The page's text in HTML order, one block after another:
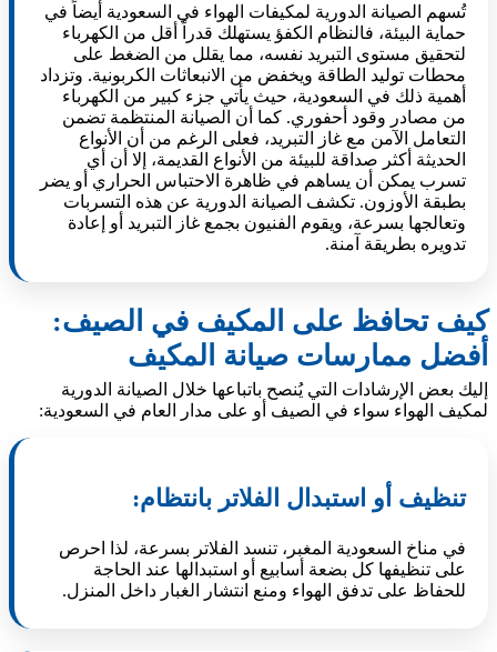
تُسهم الصيانة الدورية لمكيفات الهواء في السعودية أيضاً في
حماية البيئة، فالنظام الكفؤ يستهلك قدراً أقل من الكهرباء
لتحقيق مستوى التبريد نفسه، مما يقلل من الضغط على
محطات توليد الطاقة ويخفض من الانبعاثات الكربونية. وتزداد
أهمية ذلك في السعودية، حيث يأتي جزء كبير من الكهرباء
من مصادر وقود أحفوري. كما أن الصيانة المنتظمة تضمن
التعامل الآمن مع غاز التبريد، فعلى الرغم من أن الأنواع
الحديثة أكثر صداقة للبيئة من الأنواع القديمة، إلا أن أي
تسرب يمكن أن يساهم في ظاهرة الاحتباس الحراري أو يضر
بطبقة الأوزون. تكشف الصيانة الدورية عن هذه التسربات
وتعالجها بسرعة، ويقوم الفنيون بجمع غاز التبريد أو إعادة
تدويره بطريقة آمنة.
كيف تحافظ على المكيف في الصيف:
أفضل ممارسات صيانة المكيف
إليك بعض الإرشادات التي يُنصح باتباعها خلال الصيانة الدورية
لمكيف الهواء سواء في الصيف أو على مدار العام في السعودية:
تنظيف أو استبدال الفلاتر بانتظام:
في مناخ السعودية المغبر، تنسد الفلاتر بسرعة، لذا احرص
على تنظيفها كل بضعة أسابيع أو استبدالها عند الحاجة
للحفاظ على تدفق الهواء ومنع انتشار الغبار داخل المنزل.